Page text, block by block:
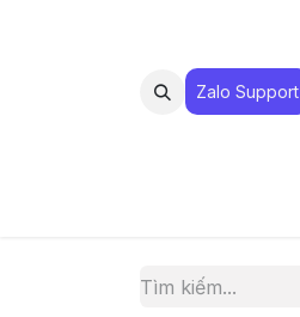
Zalo Suppo​​​​​​rt